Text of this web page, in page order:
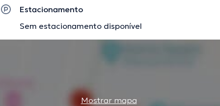
Estacionamento
Sem estacionamento disponível
Mostrar mapa